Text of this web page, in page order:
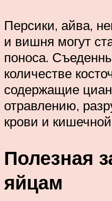
Персики, айва,
и вишня могут
поноса.
количестве
содержащие
отравлению,
крови и
Полезная
яйцам